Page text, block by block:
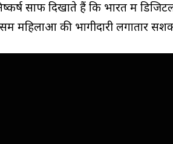
साफ दिखाते हैं कि भारत में
की भागीदारी लगातार